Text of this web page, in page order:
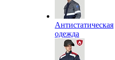
Антистатическая
одежда